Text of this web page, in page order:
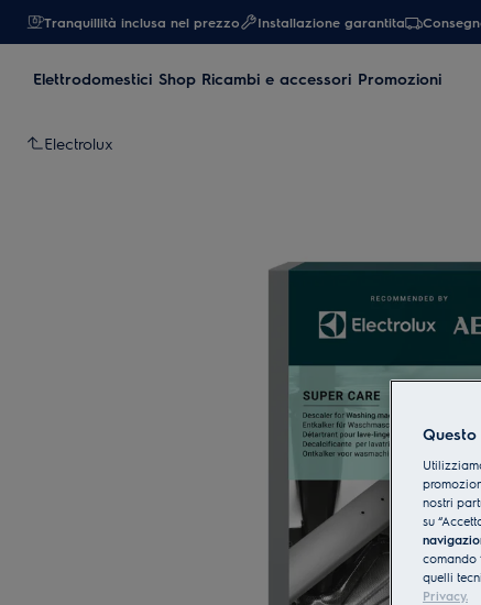
Tranquillità inclusa nel prezzo Installazione garantita
Elettrodomestici Shop Ricambi e accessori Promozioni
Electrolux
nostri
su
comando
quelli
Privacy.